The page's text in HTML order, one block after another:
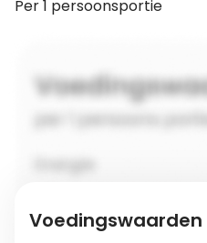
Per 1 persoonsportie
Voedingswaarden